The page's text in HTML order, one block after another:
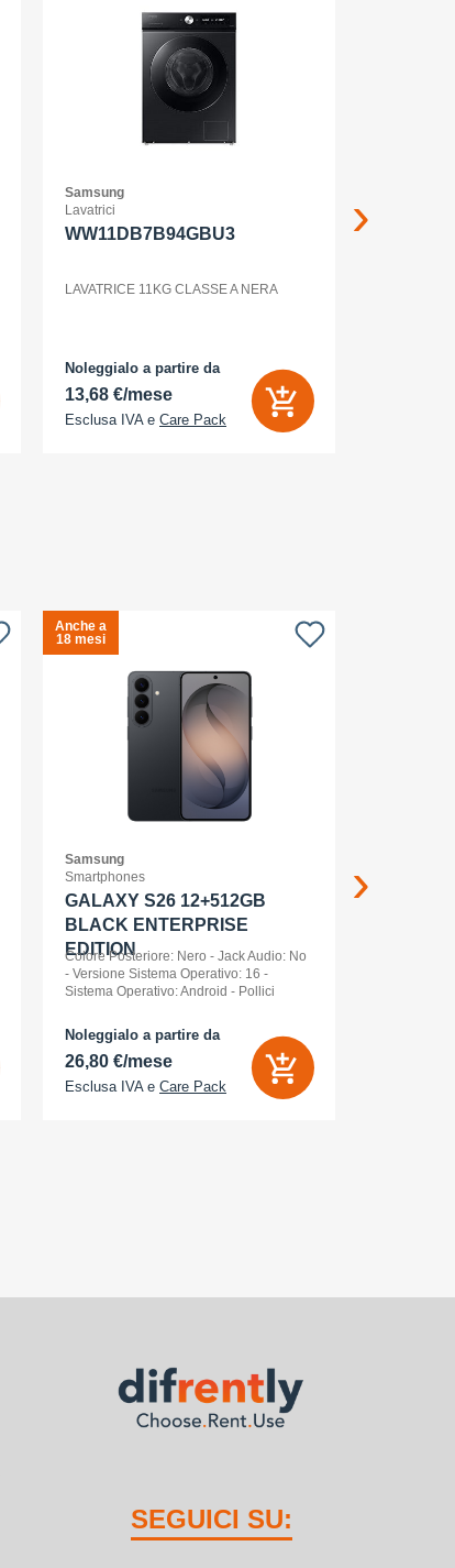
Samsung
Lavatrici
WW11DB7B94GBU3
LAVATRICE 11KG CLASSE A NERA
Noleggialo a partire da
13,68 €/mese
Esclusa IVA e Care Pack
Anche a
18 mesi
Samsung
Smartphones
GALAXY S26 12+512GB
BLACK ENTERPRISE
EDITION
Colore Posteriore: Nero - Jack Audio: No
- Versione Sistema Operativo: 16 -
Sistema Operativo: Android - Pollici
- Memoria Interna (ROM): 512 GB -
Espandibile fino a: 0 GB - Dual Sim: Sì
Noleggialo a partire da
26,80 €/mese
Esclusa IVA e Care Pack
SEGUICI SU: